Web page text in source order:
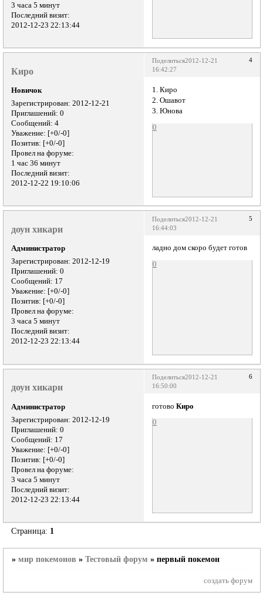
3 часа 5 минут
Последний визит:
2012-12-23 22:13:44
Поделиться 4
2012-12-21
16:42:27
Киро
Новичок
Зарегистрирован: 2012-12-21
Приглашений: 0
Сообщений: 4
Уважение: [+0/-0]
Позитив: [+0/-0]
Провел на форуме:
1 час 36 минут
Последний визит:
2012-12-22 19:10:06
1. Киро
2. Ошавот
3. Юнова
0
Поделиться 5
2012-12-21
16:44:03
доун хикари
Администратор
Зарегистрирован: 2012-12-19
Приглашений: 0
Сообщений: 17
Уважение: [+0/-0]
Позитив: [+0/-0]
Провел на форуме:
3 часа 5 минут
Последний визит:
2012-12-23 22:13:44
ладно дом скоро будет готов
0
Поделиться 6
2012-12-21
16:50:00
доун хикари
Администратор
Зарегистрирован: 2012-12-19
Приглашений: 0
Сообщений: 17
Уважение: [+0/-0]
Позитив: [+0/-0]
Провел на форуме:
3 часа 5 минут
Последний визит:
2012-12-23 22:13:44
готовоКиро
0
Страница: 1
» мир покемонов » Тестовый форум » первый покемон
создать форум